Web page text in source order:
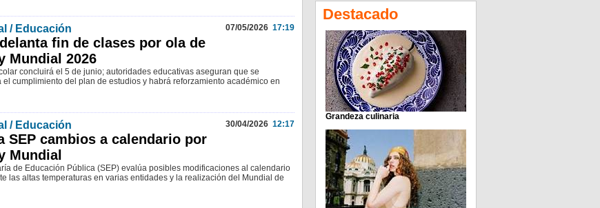
/ Educación 07/05/202617:19
fin de clases por ola de
Mundial 2026
concluirá el 5 de junio; autoridades educativas aseguran que se
el cumplimiento del plan de estudios y habrá reforzamiento académico en
/ Educación 30/04/202612:17
SEP cambios a calendario por
Mundial
de Educación Pública (SEP) evalúa posibles modificaciones al calendario
las altas temperaturas en varias entidades y la realización del Mundial de
Destacado
Grandeza culinaria